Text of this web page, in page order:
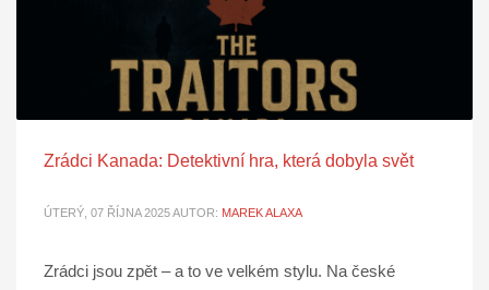
Zrádci Kanada: Detektivní hra, která dobyla svět
ÚTERÝ, 07 ŘÍJNA 2025AUTOR: MAREK ALAXA
Zrádci jsou zpět – a to ve velkém stylu. Na české